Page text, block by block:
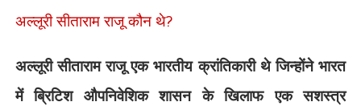
अल्लूरी सीताराम राजू कौन थे?
अल्लूरी सीताराम राजू एक भारतीय क्रांतिकारी थे जिन्होंने भारत
में ब्रिटिश औपनिवेशिक शासन के खिलाफ एक सशस्त्र